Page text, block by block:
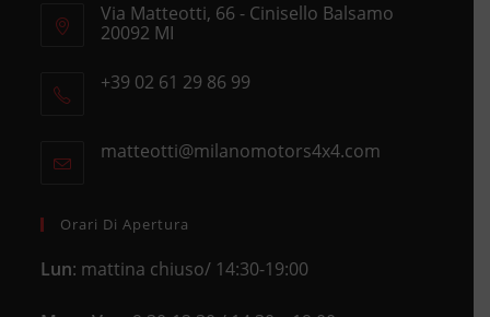
Via Matteotti, 66 - Cinisello Balsamo
20092 MI
in
+39 02 61 29 86 99
your
matteotti@milanomotors4x4.comOpens
Orari Di Apertura
Lun: mattina chiuso/ 14:30-19:00